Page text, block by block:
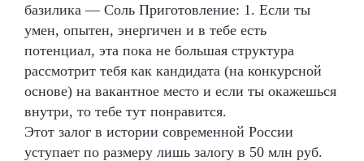
базилика — Соль Приготовление: 1. Если ты
умен, опытен, энергичен и в тебе есть
потенциал, эта пока не большая структура
рассмотрит тебя как кандидата (на конкурсной
основе) на вакантное место и если ты окажешься
внутри, то тебе тут понравится.
Этот залог в истории современной России
уступает по размеру лишь залогу в 50 млн руб.